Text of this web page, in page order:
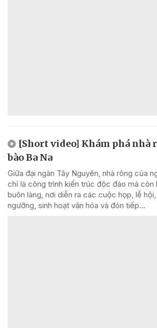
[Short video] Khám phá nhà
bào Ba Na
Giữa đại ngàn Tây Nguyên, nhà rông của
chỉ là công trình kiến trúc độc đáo mà còn
buôn làng, nơi diễn ra các cuộc họp, lễ
ngưỡng, sinh hoạt văn hóa và đón tiếp...